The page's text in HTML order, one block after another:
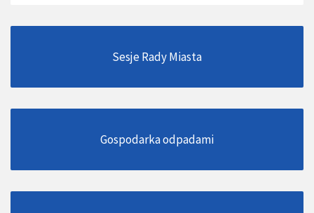
Sesje Rady Miasta
Gospodarka odpadami